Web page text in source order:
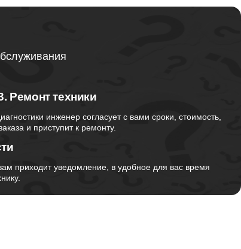
от 1595
Ремонт техники
инженер согласует с вами сроки, стоимость,
и приступит к ремонту.
приходит уведомление, в удобное для вас время